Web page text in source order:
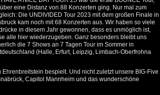
eine Distanz von 88 Konzerten ging. Nur mal zum
Die UNDIVIDED Tour 2023 mit dem großen Finale in
kam noch mit 68 Konzerten aus. Wir haben so viele
in diesem Jahr gewonnen, dass es unmöglich ist,
alle hier wiederzugeben. Ganz besonders bleibt uns
die 7 Shows an 7 Tagen Tour im Sommer in
(Halle, Erfurt, Leipzig, Limbach-Oberfrohna
bespielt. Und nicht zuletzt unsere BIG-Five
Capitol Mannheim und das wunderschöne